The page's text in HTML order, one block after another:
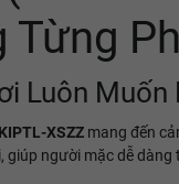
Từng
Luôn Muốn
XSZZ mang đến
người mặc dễ